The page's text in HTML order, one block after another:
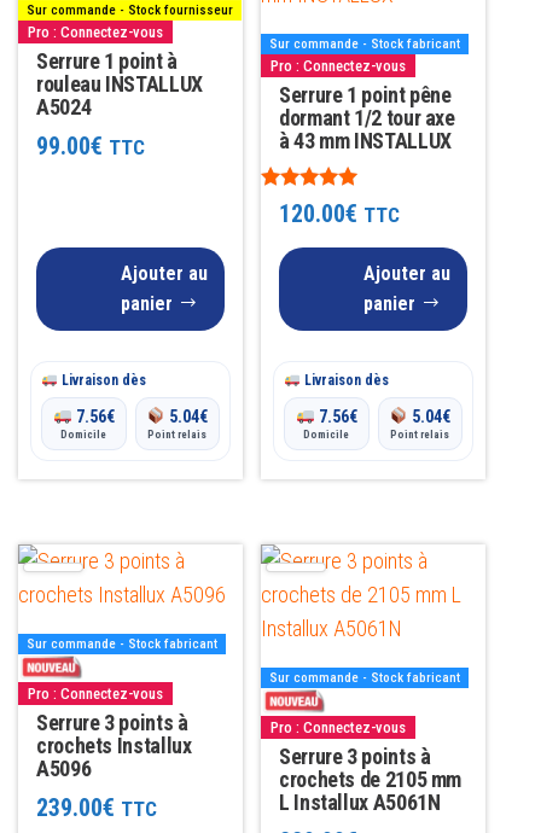
Sur commande - Stock fournisseur
Pro : Connectez-vous
Serrure 1 point à
rouleau INSTALLUX
A5024
99.00€ TTC
Ajouter au
panier
Livraison dès
7.56€
Domicile
5.04€
Point relais
Sur commande - Stock fabricant
Pro : Connectez-vous
Serrure 1 point pêne
dormant 1/2 tour axe
à 43 mm INSTALLUX
Note
5.00120.00€ TTC
Ajouter au
panier
Livraison dès
7.56€
Domicile
5.04€
Point relais
Sur commande - Stock fabricant
Pro : Connectez-vous
Serrure 3 points à
crochets Installux
A5096
239.00€ TTC
Sur commande - Stock fabricant
Pro : Connectez-vous
Serrure 3 points à
crochets de 2105 mm
L Installux A5061N